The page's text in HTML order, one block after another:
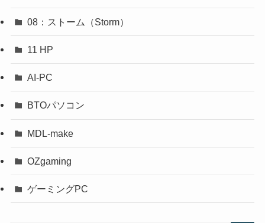
08：ストーム（Storm）
11 HP
AI-PC
BTOパソコン
MDL-make
OZgaming
ゲーミングPC